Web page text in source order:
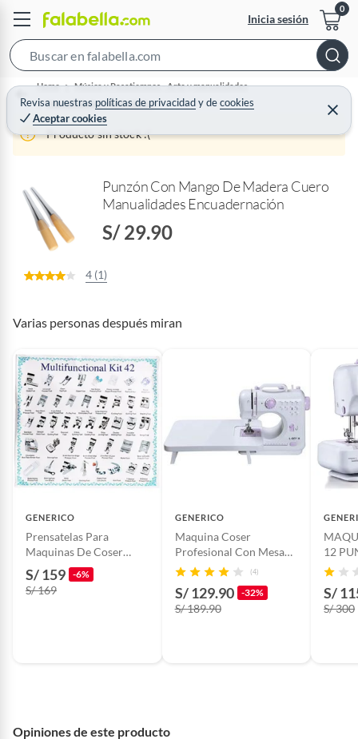
Inicia sesión
e
a
c
B
a
Revisa nuestras políticas de privacidadydecookies
Aceptar cookies
C
e
r
Home
Música y Pasatiempos - Arte y manualidades
Manualidades y actividades
Producto sin stock :(
Punzón Con Mango De Madera Cuero
Manualidades Encuadernación
S/ 29.90
4 (1)
Varias personas después miran
GENERICO
Prensatelas Para
Maquinas De Coser
Caseras 42 Pcs Singer
Bro
S/ 159 -6%
S/ 169
GENERICO
Maquina Coser
Profesional Con Mesa
Portatil Semi Industrial
(4)
S/ 129.90 -32%
S/ 189.90
12
S/
S/ 300
Opiniones de este producto